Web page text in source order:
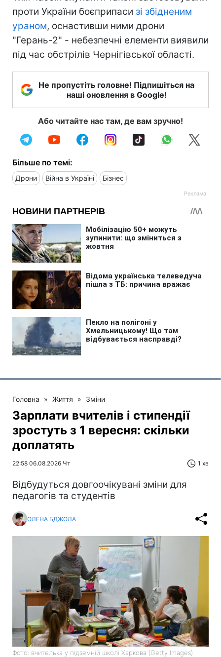
проти України боєприпаси зі збідненим
ураном, оснастивши ними дрони
"Герань-2" - небезпечні елементи виявили
під час обстрілів Чернігівської області.
Не пропустіть головне! Підпишіться на
наші оновлення в Google!
Або читайте нас там, де вам зручно!
Більше по темі:
Дрони Війна в Україні Бізнес
Головна » Життя » Зміни
Зарплати вчителів і стипендії
зростуть з 1 вересня: скільки
доплатять
22:58 06.08.2026 Чт 1 хв
Відбудуться довгоочікувані зміни для
педагогів та студентів
ОЛЕНА БДЖОЛА
Фото: вчителька у підземній школі Харкова (Getty Images)